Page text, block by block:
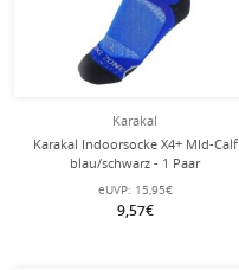
Karakal
Karakal Indoorsocke X4+ MId-Calf
blau/schwarz - 1 Paar
eUVP: 15,95€
9,57€